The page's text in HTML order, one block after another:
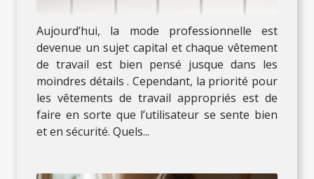
Aujourd’hui, la mode professionnelle est
devenue un sujet capital et chaque vêtement
de travail est bien pensé jusque dans les
moindres détails . Cependant, la priorité pour
les vêtements de travail appropriés est de
faire en sorte que l’utilisateur se sente bien
et en sécurité. Quels...